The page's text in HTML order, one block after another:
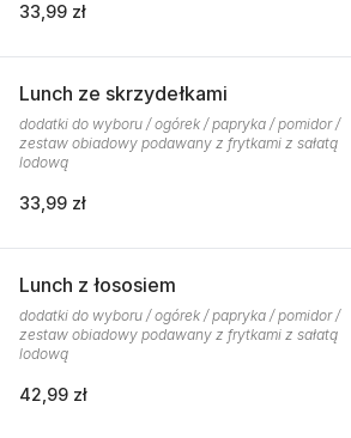
33,99 zł
Lunch ze skrzydełkami
dodatki do wyboru / ogórek / papryka / pomidor /
zestaw obiadowy podawany z frytkami z sałatą
lodową
33,99 zł
Lunch z łososiem
dodatki do wyboru / ogórek / papryka / pomidor /
zestaw obiadowy podawany z frytkami z sałatą
lodową
42,99 zł